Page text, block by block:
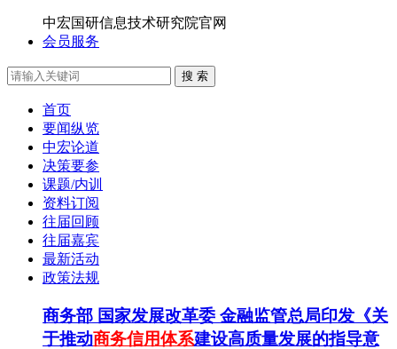
中宏国研信息技术研究院官网
会员服务
搜 索
首页
要闻纵览
中宏论道
决策要参
课题/内训
资料订阅
往届回顾
往届嘉宾
最新活动
政策法规
商务部 国家发展改革委 金融监管总局印发《关
于推动商务信用体系建设高质量发展的指导意